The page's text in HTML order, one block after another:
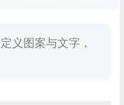
义图案与文字，